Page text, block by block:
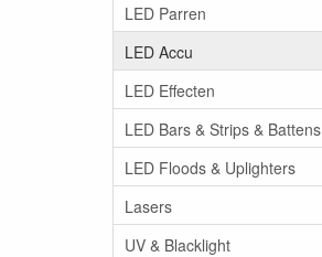
LED Parren
LED Accu
LED Effecten
LED Bars & Strips & Battens
LED Floods & Uplighters
Lasers
UV & Blacklight